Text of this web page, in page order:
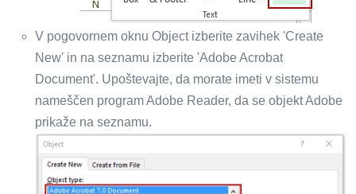
V pogovornem oknu Object izberite zavihek 'Create
New' in na seznamu izberite 'Adobe Acrobat
Document'. Upoštevajte, da morate imeti v sistemu
nameščen program Adobe Reader, da se objekt Adobe
prikaže na seznamu.